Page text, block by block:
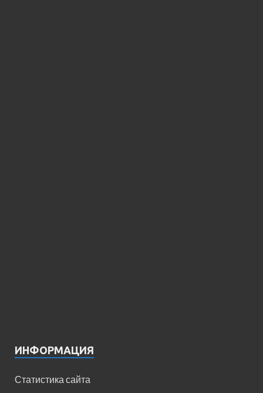
ИНФОРМАЦИЯ
Статистика сайта